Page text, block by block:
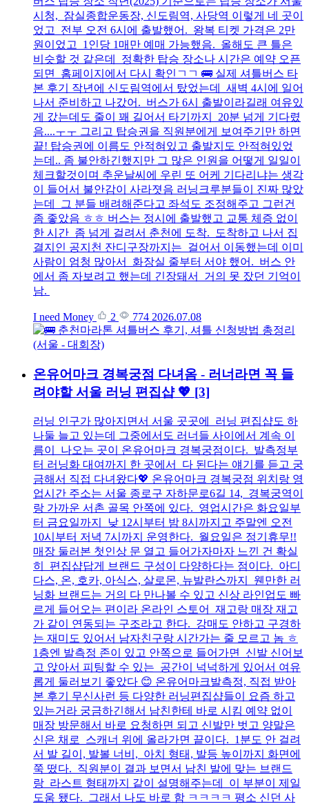
시청, 잠실종합운동장, 신도림역, 사당역 이렇게 네 곳이
었고 전부 오전 6시에 출발했어. 왕복 티켓 가격은 2만
원이었고 1인당 1매만 예매 가능했음. 올해도 큰 틀은
비슷할 것 같은데 정확한 탑승 장소나 시간은 예약 오픈
되면 홈페이지에서 다시 확인ㄱㄱ 🚌 실제 셔틀버스 타
본 후기 작년에 신도림역에서 탔었는데 새벽 4시에 일어
나서 준비하고 나갔어. 버스가 6시 출발이라길래 여유있
게 갔는데도 줄이 꽤 길어서 타기까지 20분 넘게 기다렸
음....ㅜㅜ 그리고 탑승권을 직원분에게 보여주기만 하면
끝! 탑승권에 이름도 안적혀있고 출발지도 안적혀있었
는데.. 좀 불안하긴했지만 그 많은 인원을 어떻게 일일이
체크할것이며 추운날씨에 우린 또 어케 기다리냐는 생각
이 들어서 불안감이 사라졋음 러닝크루분들이 진짜 많았
는데 그 분들 배려해준다고 좌석도 조정해주고 그런건
좀 좋았음 ㅎㅎ 버스는 정시에 출발했고 교통 체증 없이
한 시간 좀 넘게 걸려서 춘천에 도착. 도착하고 나서 집
결지인 공지천 잔디구장까지는 걸어서 이동했는데 이미
사람이 엄청 많아서 화장실 줄부터 서야 했어. 버스 안
에서 좀 자보려고 했는데 긴장돼서 거의 못 잤던 기억이
남.
I need Money 2 774 2026.07.08
온유어마크 경복궁점 다녀옴 - 러너라면 꼭 들
려야할 서울 러닝 편집샵 💖 [3]
러닝 인구가 많아지면서 서울 곳곳에 러닝 편집샵도 하
나둘 늘고 있는데 그중에서도 러너들 사이에서 계속 이
름이 나오는 곳이 온유어마크 경복궁점이다. 발측정부
터 러닝화 대여까지 한 곳에서 다 된다는 얘기를 듣고 궁
금해서 직접 다녀왔다💖 온유어마크 경복궁점 위치랑 영
업시간 주소는 서울 종로구 자하문로6길 14, 경복궁역이
랑 가까운 서촌 골목 안쪽에 있다. 영업시간은 화요일부
터 금요일까지 낮 12시부터 밤 8시까지고 주말엔 오전
10시부터 저녁 7시까지 운영한다. 월요일은 정기휴무!!
매장 둘러본 첫인상 문 열고 들어가자마자 느낀 건 확실
히 편집샵답게 브랜드 구성이 다양하다는 점이다. 아디
다스, 온, 호카, 아식스, 살로몬, 뉴발란스까지 웬만한 러
닝화 브랜드는 거의 다 만나볼 수 있고 신상 라인업도 빠
르게 들어오는 편이라 온라인 스토어 재고랑 매장 재고
가 같이 연동되는 구조라고 한다. 강매도 안하고 구경하
는 재미도 있어서 남자친구랑 시간가는 줄 모르고 놈 ㅎ
1층엔 발측정 존이 있고 안쪽으로 들어가면 신발 신어보
고 앉아서 피팅할 수 있는 공간이 넉넉하게 있어서 여유
롭게 둘러보기 좋았다 😊 온유어마크발측정, 직접 받아
본 후기 무신사런 등 다양한 러닝편집샵들이 요즘 하고
있는거라 궁금하긴해서 남친한테 바로 시킴 예약 없이
매장 방문해서 바로 요청하면 되고 신발만 벗고 양말은
신은 채로 스캐너 위에 올라가면 끝이다. 1분도 안 걸려
서 발 길이, 발볼 너비, 아치 형태, 발등 높이까지 화면에
쭉 떴다. 직원분이 결과 보면서 남친 발에 맞는 브랜드
랑 라스트 형태까지 같이 설명해주는데 이 부분이 제일
도움 됐다. 그래서 나도 바로 함 ㅋㅋㅋㅋ 평소 신던 사